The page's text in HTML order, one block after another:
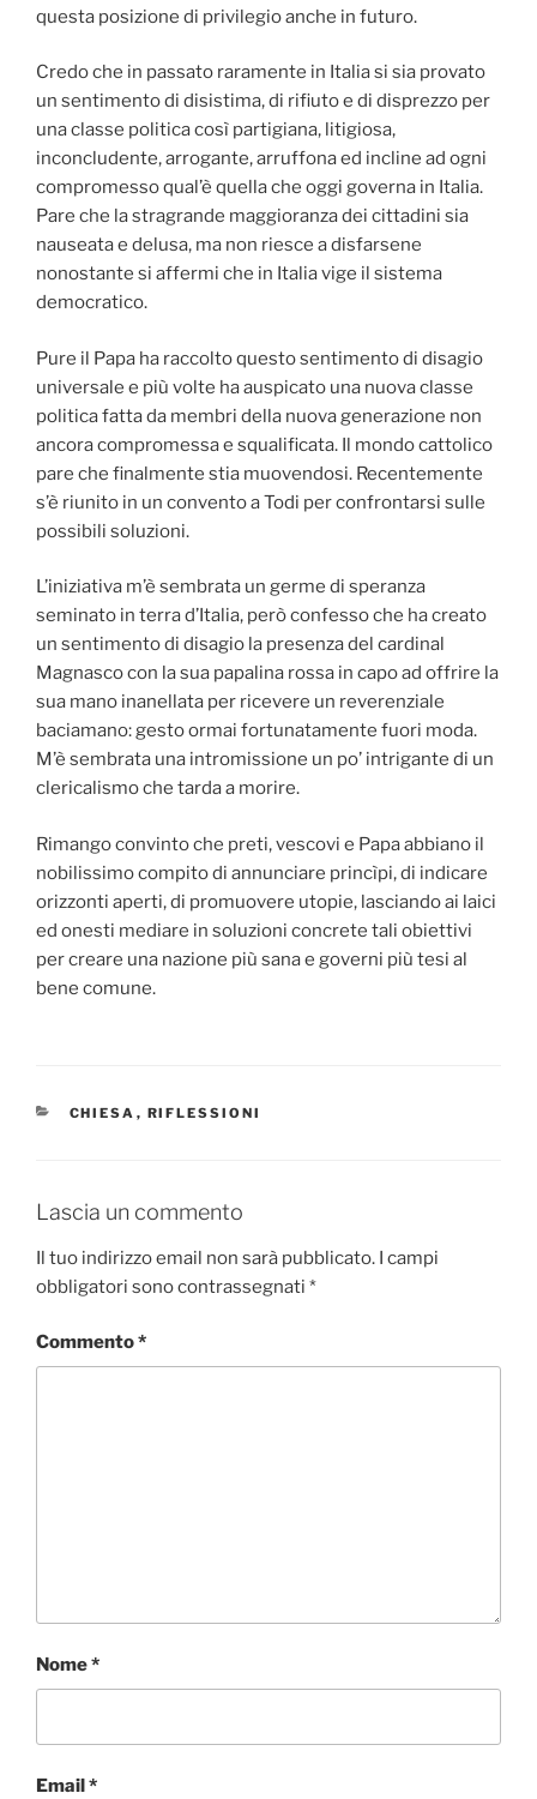
questa posizione di privilegio anche in futuro.
Credo che in passato raramente in Italia si sia provato
un sentimento di disistima, di rifiuto e di disprezzo per
una classe politica così partigiana, litigiosa,
inconcludente, arrogante, arruffona ed incline ad ogni
compromesso qual’è quella che oggi governa in Italia.
Pare che la stragrande maggioranza dei cittadini sia
nauseata e delusa, ma non riesce a disfarsene
nonostante si affermi che in Italia vige il sistema
democratico.
Pure il Papa ha raccolto questo sentimento di disagio
universale e più volte ha auspicato una nuova classe
politica fatta da membri della nuova generazione non
ancora compromessa e squalificata. Il mondo cattolico
pare che finalmente stia muovendosi. Recentemente
s’è riunito in un convento a Todi per confrontarsi sulle
possibili soluzioni.
L’iniziativa m’è sembrata un germe di speranza
seminato in terra d’Italia, però confesso che ha creato
un sentimento di disagio la presenza del cardinal
Magnasco con la sua papalina rossa in capo ad offrire la
sua mano inanellata per ricevere un reverenziale
baciamano: gesto ormai fortunatamente fuori moda.
M’è sembrata una intromissione un po’ intrigante di un
clericalismo che tarda a morire.
Rimango convinto che preti, vescovi e Papa abbiano il
nobilissimo compito di annunciare princìpi, di indicare
orizzonti aperti, di promuovere utopie, lasciando ai laici
ed onesti mediare in soluzioni concrete tali obiettivi
per creare una nazione più sana e governi più tesi al
bene comune.
CATEGORIE
CHIESA , RIFLESSIONI
Lascia un commento
Il tuo indirizzo email non sarà pubblicato. I campi
obbligatori sono contrassegnati *
Commento*
Nome*
Email*